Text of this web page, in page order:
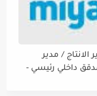
/ مدير
داخلي رئيسي -